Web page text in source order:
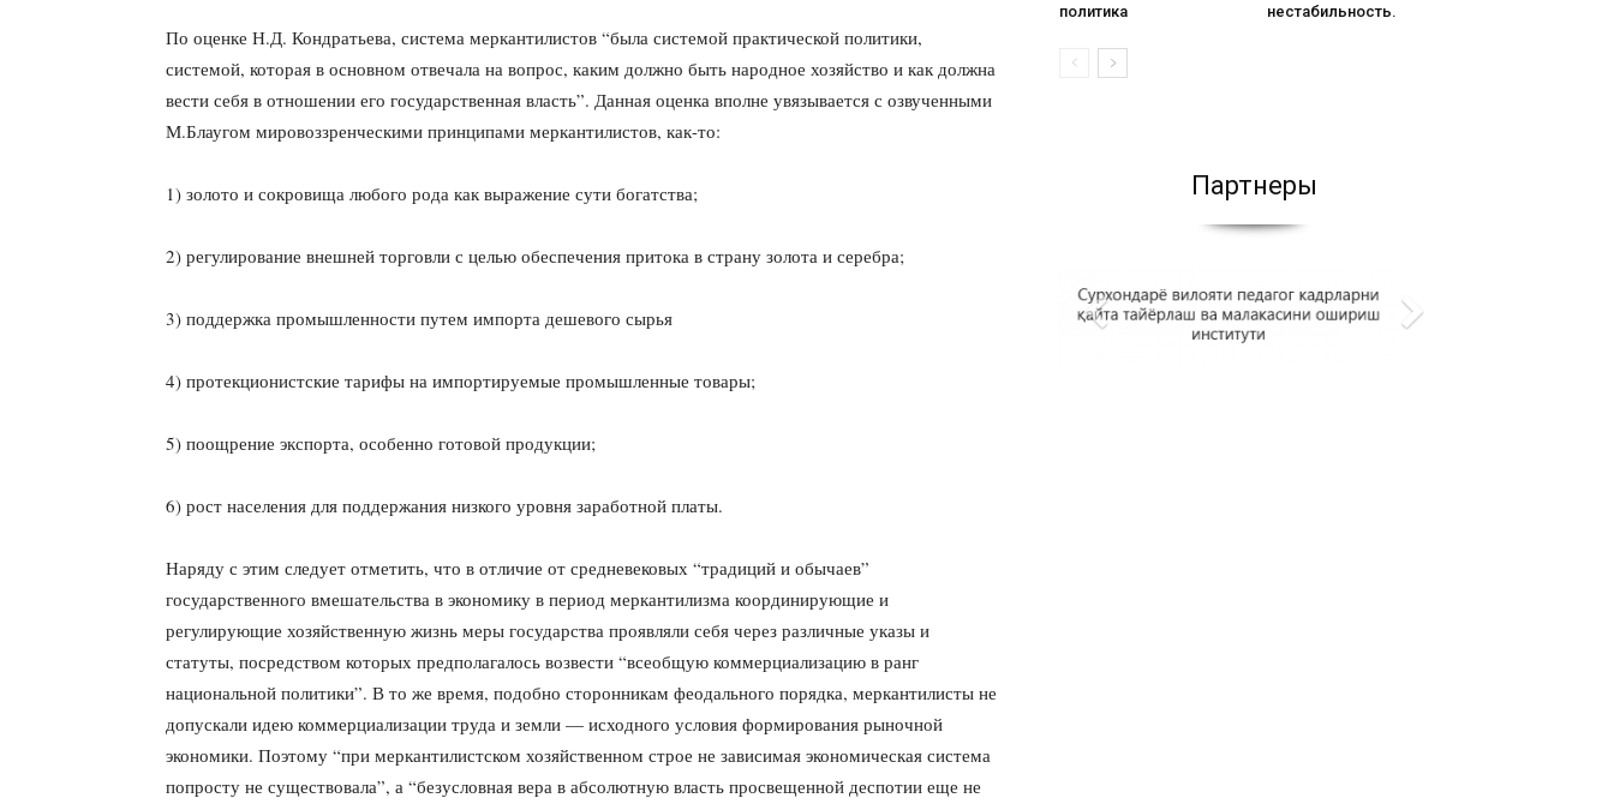
По оценке Н.Д. Кондратьева, система меркантилистов “была системой практической политики,
системой, которая в основном отвечала на вопрос, каким должно быть народное хозяйство и как должна
вести себя в отношении его государственная власть”. Дан­ная оценка вполне увязывается с озвученными
М.Блаугом миро­воззренческими принципами меркантилистов, как-то:
1) золото и сокровища любого рода как выражение сути бо­гатства;
2) регулирование внешней торговли с целью обеспечения при­тока в страну золота и серебра;
3) поддержка промышленности путем импорта дешевого сырья
4) протекционистские тарифы на импортируемые промышленные товары;
5) поощрение экспорта, особенно готовой продукции;
6) рост населения для поддержания низкого уровня заработной платы.
Наряду с этим следует отметить, что в отличие от средневековых “традиций и обычаев”
государственного вмешательства в экономику в период меркантилизма координирующие и
регулирующие хозяйственную жизнь меры государства проявляли себя через различные указы и
статуты, посредством которых предполагалось возвести “всеобщую коммерциализацию в ранг
национальной политики”. В то же время, подобно сторонникам феодального порядка, меркантилисты не
допускали идею коммерциализации труда и земли — исходного условия формирования рыночной
экономики. Поэтому “при меркантилистском хозяйственном строе не зависимая экономическая система
попросту не существовала”, а “безусловная вера в абсолютную власть просвещенной деспотии еще не
политика
нестабильность.
Партнеры